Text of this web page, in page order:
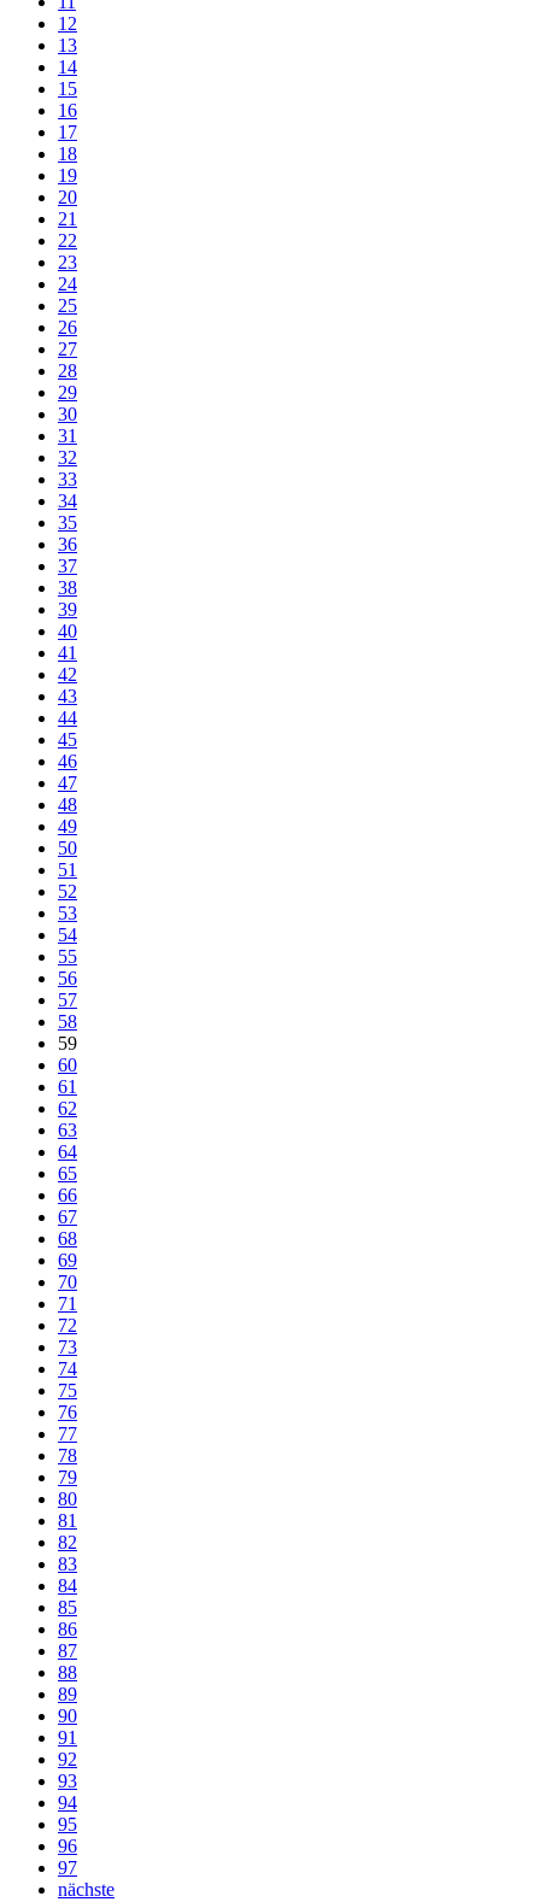
12
13
14
15
16
17
18
19
20
21
22
23
24
25
26
27
28
29
30
31
32
33
34
35
36
37
38
39
40
41
42
43
44
45
46
47
48
49
50
51
52
53
54
55
56
57
58
59
60
61
62
63
64
65
66
67
68
69
70
71
72
73
74
75
76
77
78
79
80
81
82
83
84
85
86
87
88
89
90
91
92
93
94
95
96
97
nächste